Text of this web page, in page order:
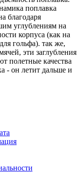
поплавка
благодаря
углублениям на
корпуса (как на
гольфа). так же,
эти заглубления
полетные качества
- он летит дальше и